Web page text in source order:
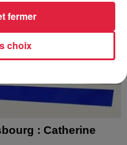
: Catherine
choix
fermer